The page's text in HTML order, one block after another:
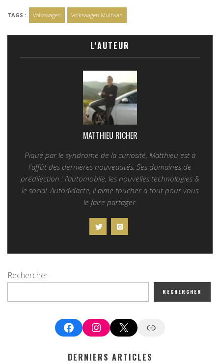
TAGS : Volkswagen Volkswagen Multivan
L'AUTEUR
MATTHIEU RICHER
Piqué par le syndrome de la curiosité, Matthieu est à
l'affût des dernières nouveautés. Ses domaines de
prédilection : l'automobile, les nouvelles technologies &
le social. Autodidacte, il aime toucher à tout pour vous
le faire partager.
Rechercher
RECHERCHER
FacebookInstagram
X Google News
DERNIERS ARTICLES